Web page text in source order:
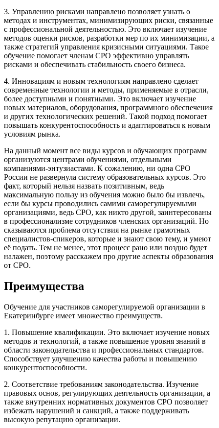
3. Управлению рисками направлено позволяет узнать о
методах и инструментах, минимизирующих риски, связанные
с профессиональной деятельностью. Это включает изучение
методов оценки рисков, разработки мер по их минимизации, а
также стратегий управления кризисными ситуациями. Такое
обучение помогает членам СРО эффективно управлять
рисками и обеспечивать стабильность своего бизнеса.
4. Инновациям и новым технологиям направлено сделает
современные технологии и методы, применяемые в отрасли,
более доступными и понятными. Это включает изучение
новых материалов, оборудования, программного обеспечения
и других технологических решений. Такой подход помогает
повышать конкурентоспособность и адаптироваться к новым
условиям рынка.
На данный момент все виды курсов и обучающих программ
организуются центрами обучениями, отдельными
компаниями-энтузиастами. К сожалению, ни одна СРО
России не развернула систему образовательных курсов. Это –
факт, который нельзя назвать позитивным, ведь
максимальную пользу из обучения можно было бы извлечь,
если бы курсы проводились самими саморегулируемыми
организациями, ведь СРО, как никто другой, заинтересованы
в профессионализме сотрудников членских организаций. Но
сказываются проблема отсутствия на рынке грамотных
специалистов-спикеров, которые и знают свою тему, и умеют
её подать. Тем не менее, этот процесс рано или поздно будет
налажен, поэтому расскажем про другие аспекты образования
от СРО.
Преимущества
Обучение для участников саморегулируемой организации в
Екатеринбурге имеет множество преимуществ.
1. Повышение квалификации. Это включает изучение новых
методов и технологий, а также повышение уровня знаний в
области законодательства и профессиональных стандартов.
Способствует улучшению качества работы и повышению
конкурентоспособности.
2. Соответствие требованиям законодательства. Изучение
правовых основ, регулирующих деятельность организации, а
также внутренних нормативных документов СРО позволяет
избежать нарушений и санкций, а также поддерживать
высокую репутацию организации.